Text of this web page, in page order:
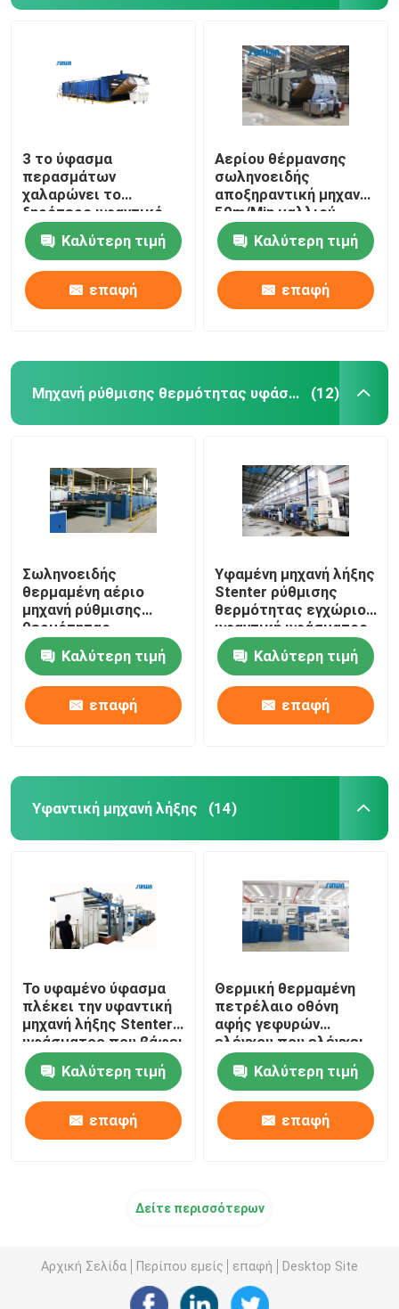
3 το ύφασμα
περασμάτων
χαλαρώνει το
ξηρότερο υφαντικό
μπλε λευκό μηχανών
ξήρανσηςΚαλύτερη τιμή
επαφή
Αερίου θέρμανσης
σωληνοειδής
αποξηραντική μηχανή
50m/Min μαλλιού
μηχανών υφάσματος
ξηρότερη προ
Καλύτερη τιμή
επαφή
Μηχανή ρύθμισης θερμότητας υφάσματος (12)
Σωληνοειδής
θερμαμένη αέριο
μηχανή ρύθμισης
θερμότητας
υφάσματος για τα
υφάσματα 2200mm
πετσετών
Καλύτερη τιμή
επαφή
Υφαμένη μηχανή λήξης
Stenter ρύθμισης
θερμότητας εγχώριου
υφαντική υφάσματος
θερμαμένη πετρέλαιο
Καλύτερη τιμή
επαφή
Υφαντική μηχανή λήξης (14)
Το υφαμένο ύφασμα
πλέκει την υφαντική
μηχανή λήξης Stenter
υφάσματος που βάφει
τελειώνοντας
1800mmΚαλύτερη τιμή
επαφή
Θερμική θερμαμένη
πετρέλαιο οθόνη
αφής γεφυρών
ελέγχου που ελέγχει
τη μηχανή λήξης
StenterΚαλύτερη τιμή
επαφή
Δείτε περισσότερων
Αρχική Σελίδα Περίπου εμείς επαφή Desktop Site